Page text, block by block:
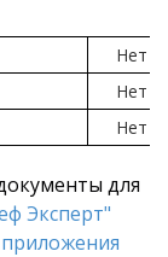
Нет
Нет
Нет
для
Эксперт"